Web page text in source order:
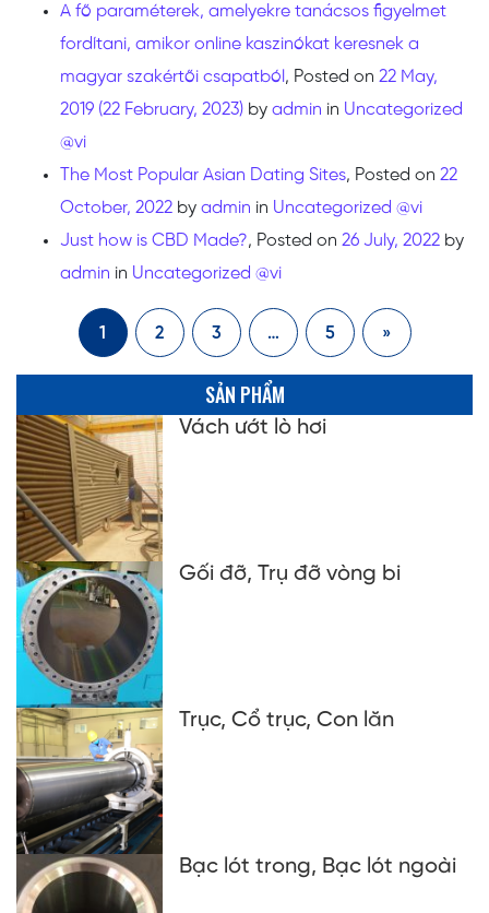
A fő paraméterek, amelyekre tanácsos figyelmet
fordítani, amikor online kaszinókat keresnek a
magyar szakértői csapatból , Posted on 22 May,
2019 (22 February, 2023) by admin in Uncategorized
@vi
The Most Popular Asian Dating Sites, Posted on 22
October, 2022 by admin in Uncategorized @vi
Just how is CBD Made?, Posted on 26 July, 2022 by
admin in Uncategorized @vi
1 2 3 … 5 »
SẢN PHẨM
Vách ướt lò hơi
Gối đỡ, Trụ đỡ vòng bi
Trục, Cổ trục, Con lăn
Bạc lót trong, Bạc lót ngoài